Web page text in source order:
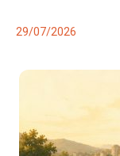
29/07/2026